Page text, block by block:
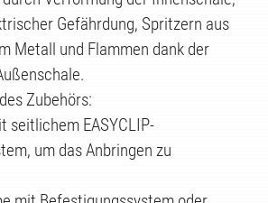
Gefährdung, Spritzern aus
Metall und Flammen dank der
Zubehörs:
seitlichem EASYCLIP-
um das Anbringen zu